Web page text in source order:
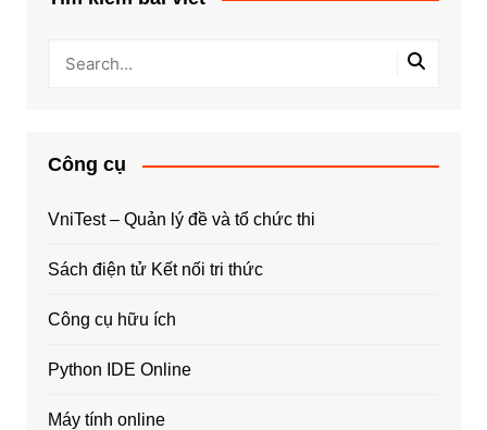
Công cụ
VniTest – Quản lý đề và tổ chức thi
Sách điện tử Kết nối tri thức
Công cụ hữu ích
Python IDE Online
Máy tính online